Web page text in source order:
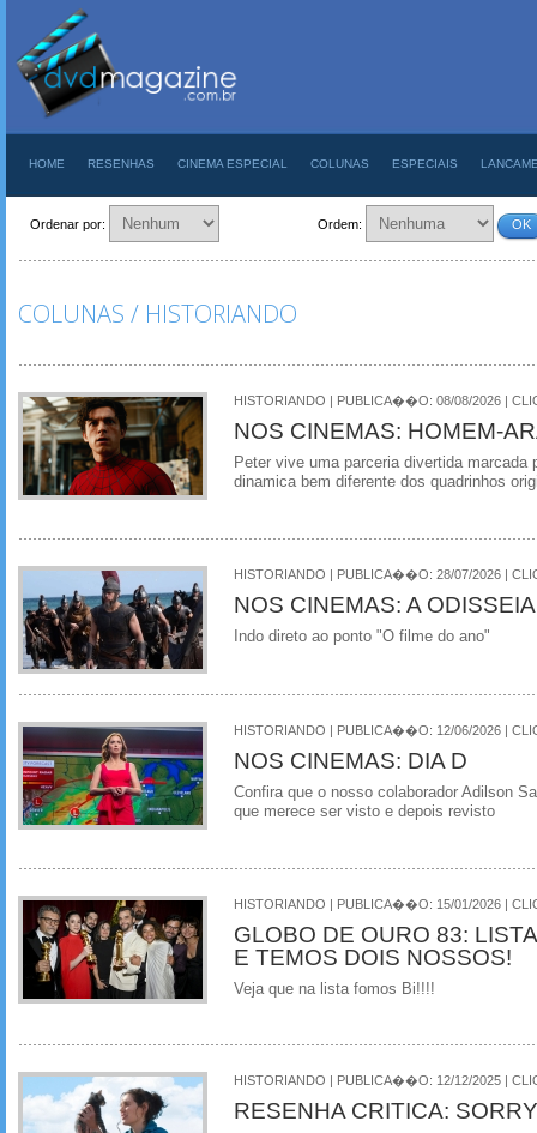
HOME RESENHAS CINEMA ESPECIAL COLUNAS ESPECIAIS
Ordenar por: Ordem: OK
COLUNAS / HISTORIANDO
HISTORIANDO | PUBLICA��O: 08/08/2026 |
NOS CINEMAS: HOMEM-
Peter vive uma parceria divertida marcada
dinamica bem diferente dos quadrinhos
HISTORIANDO | PUBLICA��O: 28/07/2026 |
NOS CINEMAS: A ODISSEIA
Indo direto ao ponto "O filme do ano"
HISTORIANDO | PUBLICA��O: 12/06/2026 |
NOS CINEMAS: DIA D
Confira que o nosso colaborador Adilson
que merece ser visto e depois revisto
HISTORIANDO | PUBLICA��O: 15/01/2026 |
GLOBO DE OURO 83:
E TEMOS DOIS NOSSOS!
Veja que na lista fomos Bi!!!!
HISTORIANDO | PUBLICA��O: 12/12/2025 |
RESENHA CRITICA: